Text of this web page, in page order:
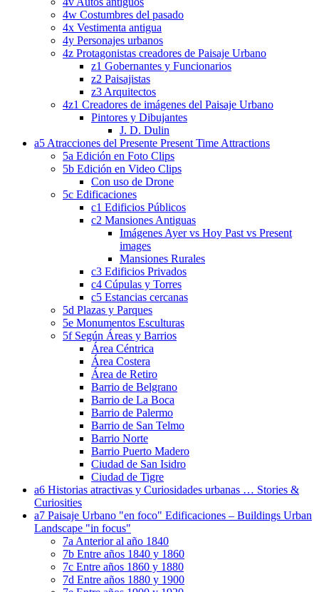
4w Costumbres del pasado
4x Vestimenta antigua
4y Personajes urbanos
4z Protagonistas creadores de Paisaje Urbano
z1 Gobernantes y Funcionarios
z2 Paisajistas
z3 Arquitectos
4z1 Creadores de imágenes del Paisaje Urbano
Pintores y Dibujantes
J. D. Dulin
a5 Atracciones del Presente Present Time Attractions
5a Edición en Foto Clips
5b Edición en Video Clips
Con uso de Drone
5c Edificaciones
c1 Edificios Públicos
c2 Mansiones Antiguas
Imágenes Ayer vs Hoy Past vs Present
images
Mansiones Rurales
c3 Edificios Privados
c4 Cúpulas y Torres
c5 Estancias cercanas
5d Plazas y Parques
5e Monumentos Esculturas
5f Según Áreas y Barrios
Área Céntrica
Área Costera
Área de Retiro
Barrio de Belgrano
Barrio de La Boca
Barrio de Palermo
Barrio de San Telmo
Barrio Norte
Barrio Puerto Madero
Ciudad de San Isidro
Ciudad de Tigre
a6 Historias atractivas y Curiosidades urbanas … Stories &
Curiosities
a7 Paisaje Urbano "en foco" Edificaciones – Buildings Urban
Landscape "in focus"
7a Anterior al año 1840
7b Entre años 1840 y 1860
7c Entre años 1860 y 1880
7d Entre años 1880 y 1900